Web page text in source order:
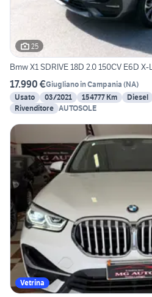
25
Bmw X1 SDRIVE 18D 2.0 150CV E6D
17.990 €Giugliano in Campania (NA)
Usato
03/2021 154777 Km Diesel
Rivenditore AUTOSOLE
Vetrina